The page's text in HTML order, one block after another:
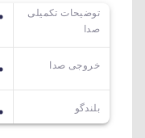
توضیحات تکمیلی
صدا
خروجی صدا
بلندگو